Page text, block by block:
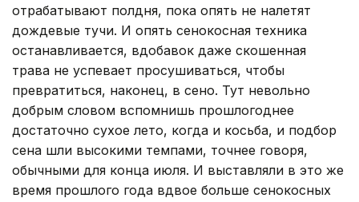
отрабатывают полдня, пока опять не налетят
дождевые тучи. И опять сенокосная техника
останавливается, вдобавок даже скошенная
трава не успевает просушиваться, чтобы
превратиться, наконец, в сено. Тут невольно
добрым словом вспомнишь прошлогоднее
достаточно сухое лето, когда и косьба, и подбор
сена шли высокими темпами, точнее говоря,
обычными для конца июля. И выставляли в это же
время прошлого года вдвое больше сенокосных